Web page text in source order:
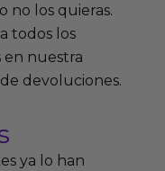
no los quieras.
todos los
en nuestra
devoluciones.
ya lo han